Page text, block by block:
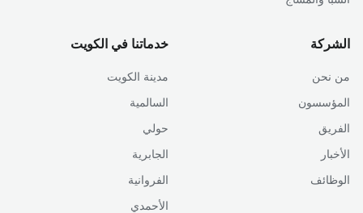
الشركة
من نحن
المؤسسون
الفريق
الأخبار
الوظائف
خدماتنا في الكويت
مدينة الكويت
السالمية
حولي
الجابرية
الفروانية
الأحمدي